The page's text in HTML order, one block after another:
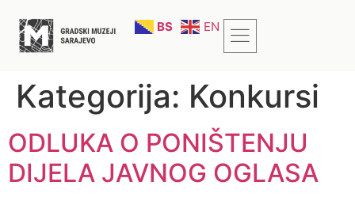
BS EN
Kategorija: Konkursi
ODLUKA O PONIŠTENJU
DIJELA JAVNOG OGLASA